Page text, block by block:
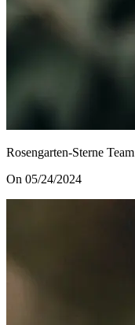
Rosengarten-Sterne Team
On 05/24/2024